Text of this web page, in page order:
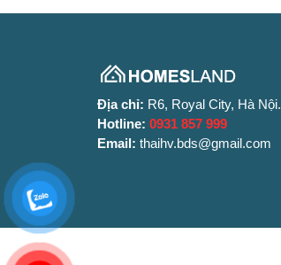
Địa chỉ: R6, Royal City, Hà Nội.
Hotline: 0931 857 999
Email: thaihv.bds@gmail.com